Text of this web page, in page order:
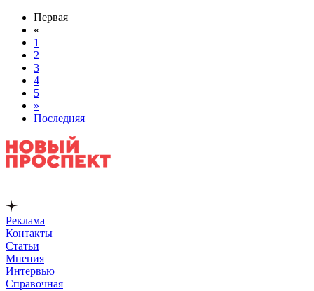
Первая
«
1
2
3
4
5
»
Последняя
Реклама
Контакты
Статьи
Мнения
Интервью
Справочная